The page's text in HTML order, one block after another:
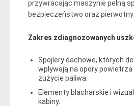
przywracając maszynie pełną
bezpieczeństwo oraz
Zakres zdiagnozowanych
Spojlery dachowe, których
wpływają na opory
zużycie paliwa.
Elementy blacharskie i
kabiny.